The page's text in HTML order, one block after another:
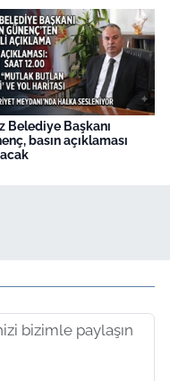
Belediye Başkanı
basın açıklaması